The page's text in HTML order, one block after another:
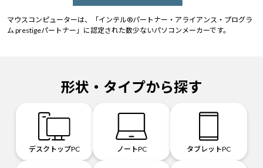
マウスコンピューターは、「インテル®パートナー・アライアンス・プログラ
ム prestigeパートナー」に認定された数少ないパソコンメーカーです。
形状・タイプから探す
デスクトップPC ノートPC タブレットPC